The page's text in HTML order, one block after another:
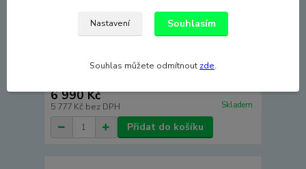
Autopotahy HONDA CIVIC SPORT EP2, od r.
6 990 Kč
5 777 Kč bez DPH Skladem
Přidat do košíku
Nastavení Souhlasím
Souhlas můžete odmítnout zde.